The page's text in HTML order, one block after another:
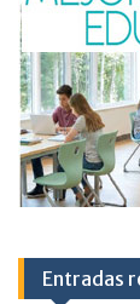
Entradas